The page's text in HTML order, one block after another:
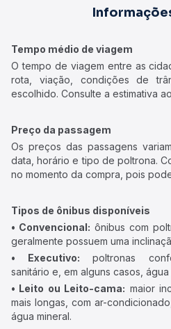
Tempo médio de viagem
O tempo de viagem entre as
rota, viação, condições de
escolhido. Consulte a estimativa
Preço da passagem
Os preços das passagens
data, horário e tipo de poltrona.
no momento da compra, pois
Tipos de ônibus disponíveis
• Convencional: ônibus com
geralmente possuem uma
• Executivo: poltronas
sanitário e, em alguns casos, água
• Leito ou Leito-cama: maior
mais longas, com ar-
água mineral.